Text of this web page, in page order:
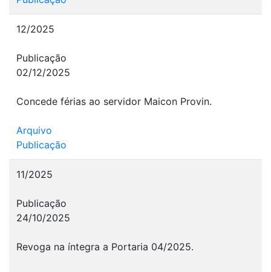
12/2025
Publicação
02/12/2025
Concede férias ao servidor Maicon Provin.
Arquivo
Publicação
11/2025
Publicação
24/10/2025
Revoga na íntegra a Portaria 04/2025.